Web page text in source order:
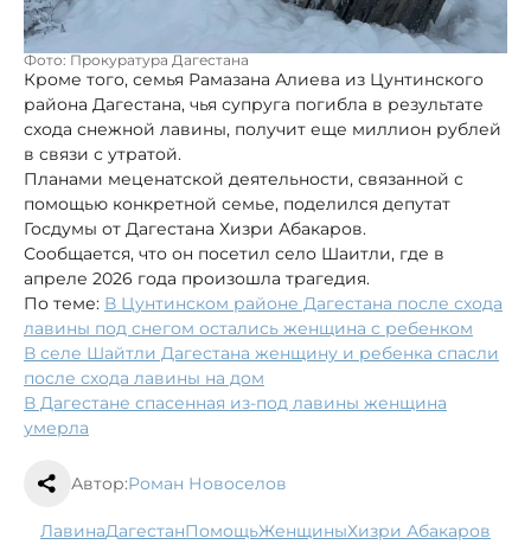
Фото: Прокуратура Дагестана
Кроме того, семья Рамазана Алиева из Цунтинского
района Дагестана, чья супруга погибла в результате
схода снежной лавины, получит еще миллион рублей
в связи с утратой.
Планами меценатской деятельности, связанной с
помощью конкретной семье, поделился депутат
Госдумы от Дагестана Хизри Абакаров.
Сообщается, что он посетил село Шаитли, где в
апреле 2026 года произошла трагедия.
По теме: В Цунтинском районе Дагестана после схода
лавины под снегом остались женщина с ребенком
В селе Шайтли Дагестана женщину и ребенка спасли
после схода лавины на дом
В Дагестане спасенная из-под лавины женщина
умерла
Автор:Роман Новоселов
лавина Дагестан помощь женщины Хизри Абакаров